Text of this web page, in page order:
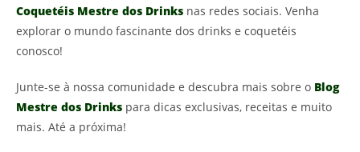
Coquetéis Mestre dos Drinks nas redes sociais. Venha
explorar o mundo fascinante dos drinks e coquetéis
conosco!
Junte-se à nossa comunidade e descubra mais sobre o Blog
Mestre dos Drinks para dicas exclusivas, receitas e muito
mais. Até a próxima!